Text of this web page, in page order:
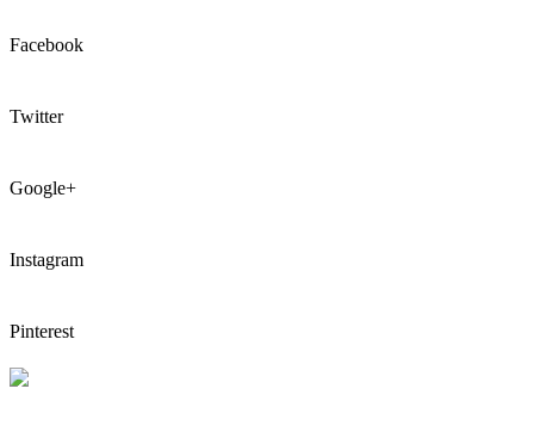
Facebook
Twitter
Google+
Instagram
Pinterest